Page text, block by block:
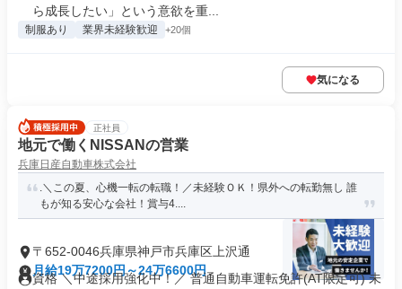
ら成長したい」という意欲を重...
制服あり 業界未経験歓迎 +20個
気になる
正社員
地元で働くNISSANの営業
兵庫日産自動車株式会社
.＼この夏、心機一転の転職！／未経験ＯＫ！県外への転勤無し 誰
もが知る安心な会社！賞与4....
〒652-0046兵庫県神戸市兵庫区上沢通
月給19万7200円～24万6600円
資格 ＼中途採用強化中！／ 普通自動車運転免許(AT限定可) 未